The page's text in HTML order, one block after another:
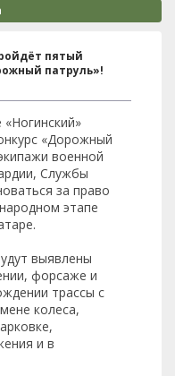
пятый
патруль»!
«Дорожный
военной
Службы
за право
этапе
выявлены
форсаже и
трассы с
колеса,
и в